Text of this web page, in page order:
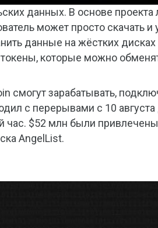
данных. В основе проекта
может просто скачать и
данные на жёстких
которые можно
зарабатывать,
с перерывами с 10
час. $52 млн были
AngelList.